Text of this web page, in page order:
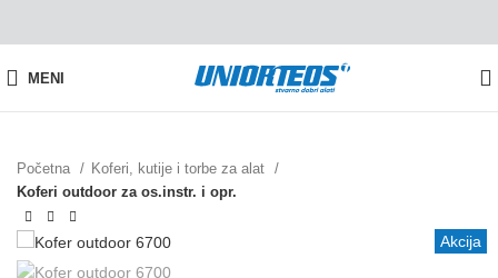
MENI
Početna
Koferi, kutije i torbe za alat
Koferi outdoor za os.instr. i opr.
Akcija